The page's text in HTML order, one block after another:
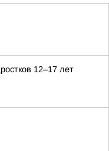
12–17 лет